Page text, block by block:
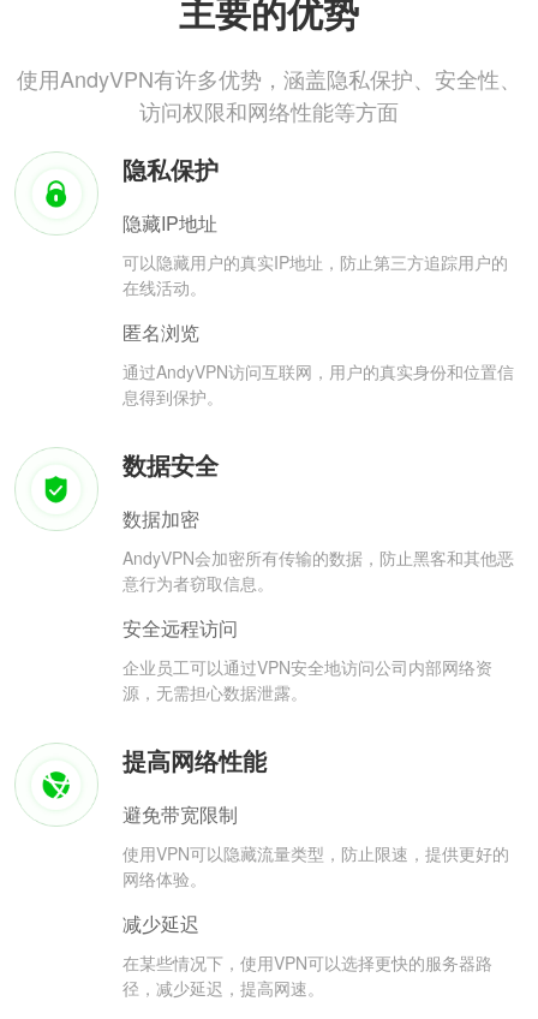
主要的优势
使用AndyVPN有许多优势，涵盖隐私保护、安全性、
访问权限和网络性能等方面
隐私保护
隐藏IP地址
可以隐藏用户的真实IP地址，防止第三方追踪用户的
在线活动。
匿名浏览
通过AndyVPN访问互联网，用户的真实身份和位置信
息得到保护。
数据安全
数据加密
AndyVPN会加密所有传输的数据，防止黑客和其他恶
意行为者窃取信息。
安全远程访问
企业员工可以通过VPN安全地访问公司内部网络资
源，无需担心数据泄露。
提高网络性能
避免带宽限制
使用VPN可以隐藏流量类型，防止限速，提供更好的
网络体验。
减少延迟
在某些情况下，使用VPN可以选择更快的服务器路
径，减少延迟，提高网速。